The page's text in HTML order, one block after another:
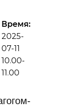
Время:
2025-
07-11
10.00-
11.00